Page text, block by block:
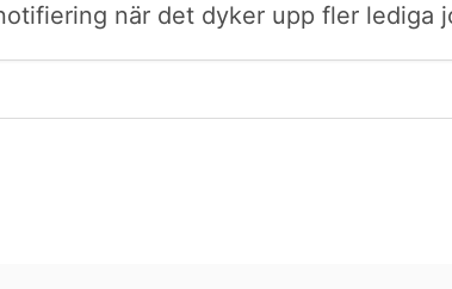
när det dyker upp fler lediga